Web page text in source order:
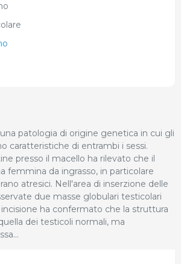
patologia di origine genetica in cui gli
caratteristiche di entrambi i sessi.
presso il macello ha rilevato che il
femmina da ingrasso, in particolare
atresici. Nell'area di inserzione delle
due masse globulari testicolari
ha confermato che la struttura
dei testicoli normali, ma